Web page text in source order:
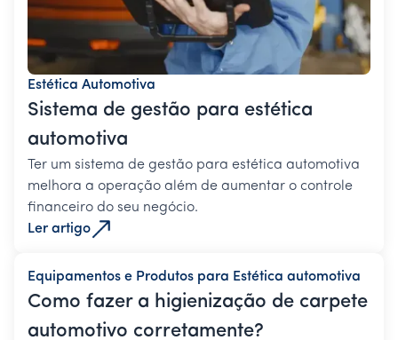
Estética Automotiva
Sistema de gestão para estética
automotiva
Ter um sistema de gestão para estética automotiva
melhora a operação além de aumentar o controle
financeiro do seu negócio.
Ler artigo
Equipamentos e Produtos para Estética automotiva
Como fazer a higienização de carpete
automotivo corretamente?